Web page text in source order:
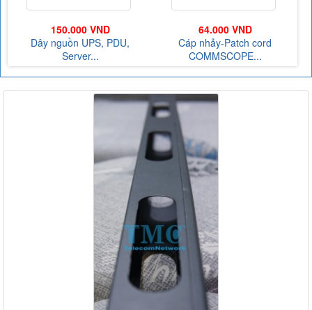
150.000 VND
Dây nguồn UPS, PDU,
Server...
64.000 VND
Cáp nhảy-Patch cord
COMMSCOPE...